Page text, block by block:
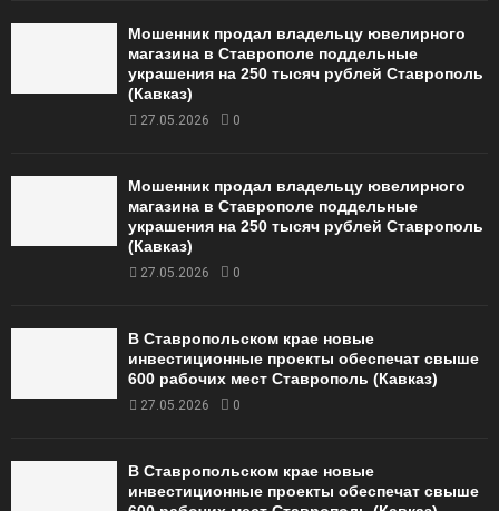
Мошенник продал владельцу ювелирного
магазина в Ставрополе поддельные
украшения на 250 тысяч рублей Ставрополь
(Кавказ)
27.05.2026 0
Мошенник продал владельцу ювелирного
магазина в Ставрополе поддельные
украшения на 250 тысяч рублей Ставрополь
(Кавказ)
27.05.2026 0
В Ставропольском крае новые
инвестиционные проекты обеспечат свыше
600 рабочих мест Ставрополь (Кавказ)
27.05.2026 0
В Ставропольском крае новые
инвестиционные проекты обеспечат свыше